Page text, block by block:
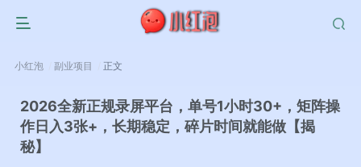
小红泡 副业项目 正文
2026全新正规录屏平台，单号1小时30+，矩阵操
作日入3张+，长期稳定，碎片时间就能做【揭
秘】